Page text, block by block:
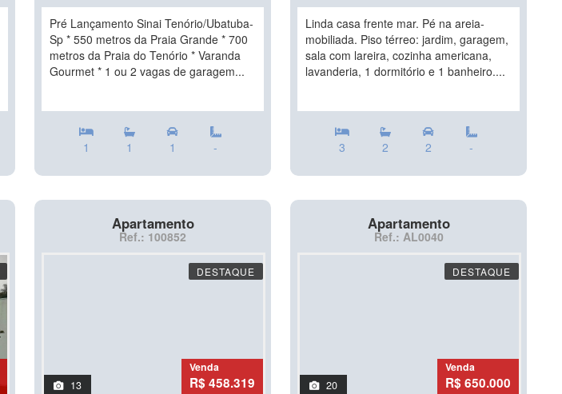
Pré Lançamento Sinai Tenório/Ubatuba-
Sp * 550 metros da Praia Grande * 700
metros da Praia do Tenório * Varanda
Gourmet * 1 ou 2 vagas de garagem...
1 1 1 -
Linda casa frente mar. Pé na areia-
mobiliada. Piso térreo: jardim, garagem,
sala com lareira, cozinha americana,
lavanderia, 1 dormitório e 1 banheiro....
3 2 2 -
Apartamento
Ref.: 100852
DESTAQUE
13
Venda
R$ 458.319
Apartamento
Ref.: AL0040
DESTAQUE
20
Venda
R$ 650.000